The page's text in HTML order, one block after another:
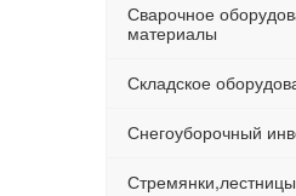
Сварочное
материалы
Складское
Снегоуборочный
Стремянки,лестницы